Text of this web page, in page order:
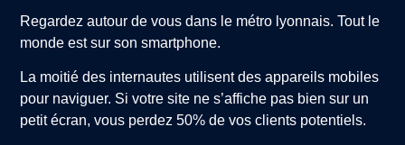
Regardez autour de vous dans le métro lyonnais. Tout le
monde est sur son smartphone.
La moitié des internautes utilisent des appareils mobiles
pour naviguer. Si votre site ne s’affiche pas bien sur un
petit écran, vous perdez 50% de vos clients potentiels.